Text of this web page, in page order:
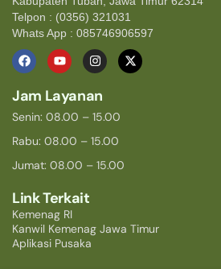
Telpon : (0356) 321031
Whats App : 085746906597
Jam Layanan
Senin: 08.00 – 15.00
Rabu: 08.00 – 15.00
Jumat: 08.00 – 15.00
Link Terkait
Kemenag RI
Kanwil Kemenag Jawa Timur
Aplikasi Pusaka